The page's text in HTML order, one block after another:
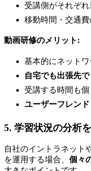
受講側がそれぞ
移動時間・交通費
動画研修のメリット:
基本的にネット
自宅でも出張先
受講する時間も
ユーザーフレン
5. 学習状況の分析
自社のイントラネット
を運用する場合、 個々